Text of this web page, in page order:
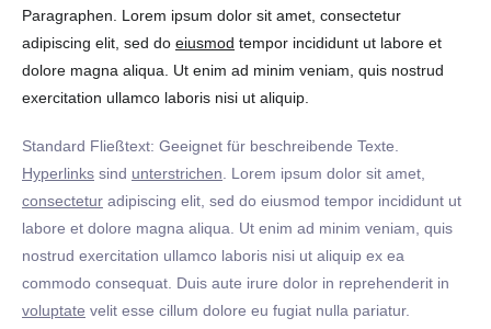
Paragraphen. Lorem ipsum dolor sit amet, consectetur
adipiscing elit, sed do eiusmod tempor incididunt ut labore et
dolore magna aliqua. Ut enim ad minim veniam, quis nostrud
exercitation ullamco laboris nisi ut aliquip.
Standard Fließtext: Geeignet für beschreibende Texte.
Hyperlinks sind unterstrichen . Lorem ipsum dolor sit amet,
consectetur adipiscing elit, sed do eiusmod tempor incididunt ut
labore et dolore magna aliqua. Ut enim ad minim veniam, quis
nostrud exercitation ullamco laboris nisi ut aliquip ex ea
commodo consequat. Duis aute irure dolor in reprehenderit in
voluptate velit esse cillum dolore eu fugiat nulla pariatur.